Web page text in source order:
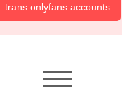
trans onlyfans accounts